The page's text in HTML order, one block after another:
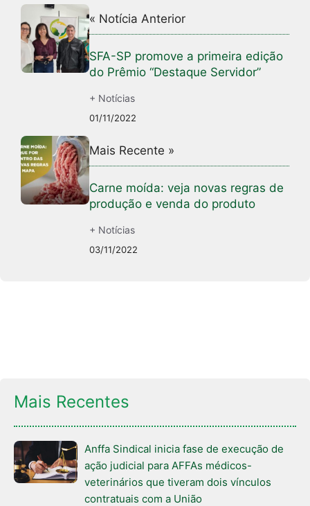
« Notícia Anterior
SFA-SP promove a primeira edição
do Prêmio “Destaque Servidor”
+ Notícias
01/11/2022
Mais Recente »
Carne moída: veja novas regras de
produção e venda do produto
+ Notícias
03/11/2022
Mais Recentes
Anffa Sindical inicia fase de execução de
ação judicial para AFFAs médicos-
veterinários que tiveram dois vínculos
contratuais com a União